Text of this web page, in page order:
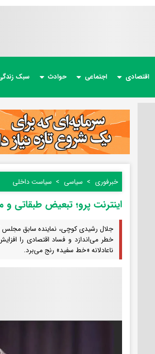
اقتصادی اجتماعی حوادث سبک
خبرفوری سیاسی سیاست داخلی
اینترنت پرو؛ تبعیض طبقاتی
جلال رشیدی کوچی، نماینده سابق مجلس
خطر می‌اندازد و فساد اقتصادی را
ناعادلانه «خط سفید» رنج می‌برد.